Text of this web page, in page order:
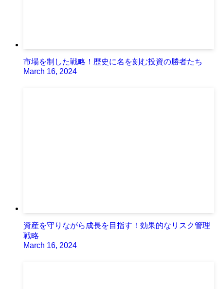
市場を制した戦略！歴史に名を刻む投資の勝者たち
March 16, 2024
資産を守りながら成長を目指す！効果的なリスク管理
戦略
March 16, 2024